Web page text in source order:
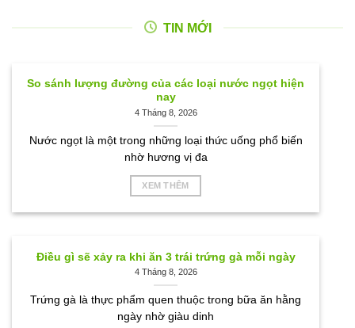
nhiều
Các
thể
trang
TIN MỚI
So sánh lượng đường của các loại nước ngọt hiện
nay
4 Tháng 8, 2026
Nước ngọt là một trong những loại thức uống phổ biến
nhờ hương vị đa
XEM THÊM
Điều gì sẽ xảy ra khi ăn 3 trái trứng gà mỗi ngày
4 Tháng 8, 2026
Trứng gà là thực phẩm quen thuộc trong bữa ăn hằng
ngày nhờ giàu dinh